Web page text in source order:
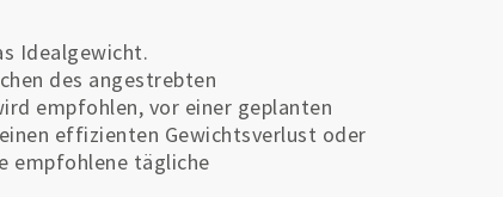
Idealgewicht.
des angestrebten
empfohlen, vor einer geplanten
effizienten Gewichtsverlust oder
empfohlene tägliche